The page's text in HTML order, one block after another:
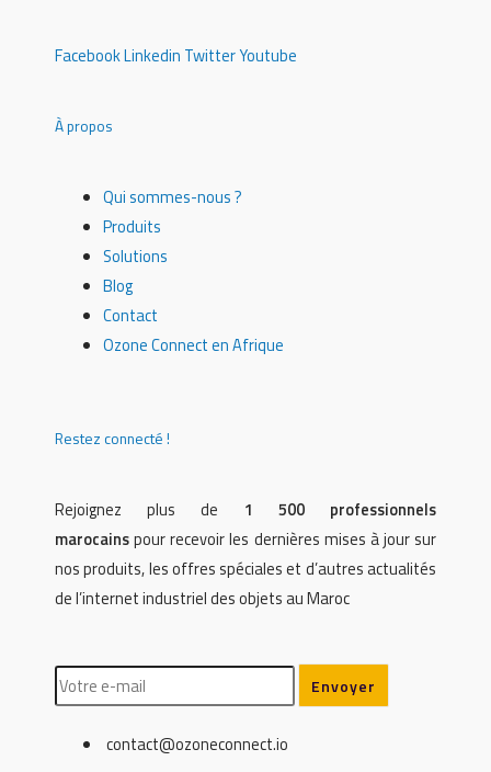
FacebookLinkedin TwitterYoutube
À propos
Qui sommes-nous ?
Produits
Solutions
Blog
Contact
Ozone Connect en Afrique
Restez connecté !
Rejoignez plus de 1 500 professionnels
marocainspour recevoir les dernières mises à jour sur
nos produits, les offres spéciales et d’autres actualités
de l’internet industriel des objets au Maroc
contact@ozoneconnect.io